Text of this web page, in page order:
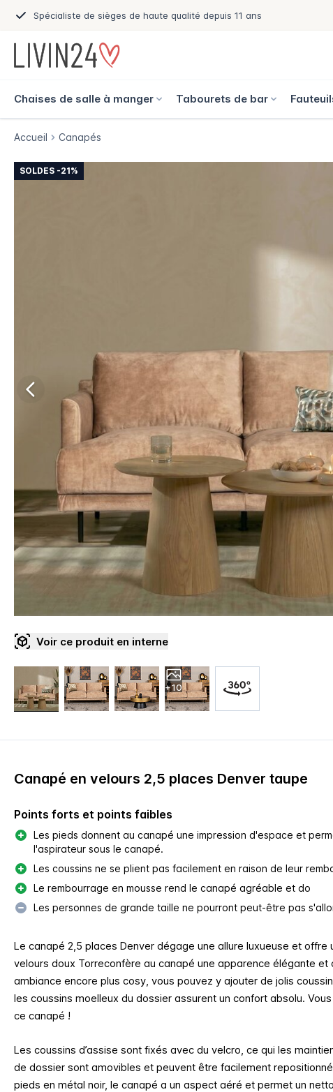
Spécialiste de sièges de haute qualité depuis 11 ans
Chaises de salle à manger Tabourets de bar
Accueil Canapés
SOLDES -21%
Voir ce produit en interne
+10
Canapé en velours 2,5 places Denver taupe
Points forts et points faibles
Les pieds donnent au canapé une impression d'espace et
l'aspirateur sous le canapé.
Les coussins ne se plient pas facilement en raison de leur
Le rembourrage en mousse rend le canapé agréable et do
Les personnes de grande taille ne pourront peut-être pas
Le canapé 2,5 places Denver dégage une allure luxueuse et offre
velours doux Torreconfère au canapé une apparence élégante et
ambiance encore plus cosy, vous pouvez y ajouter de jolis
les coussins moelleux du dossier assurent un confort absolu.
ce canapé !
Les coussins d’assise sont fixés avec du velcro, ce qui les
de dossier sont amovibles et peuvent être facilement
pieds en métal noir, le canapé a un aspect aéré et permet un